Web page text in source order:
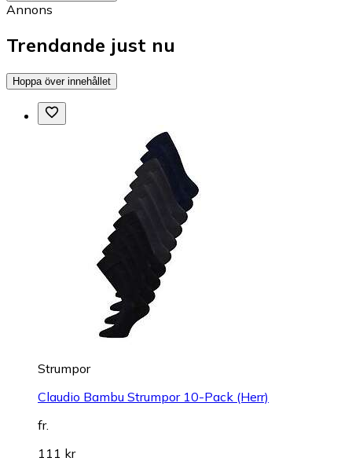
Annons
Trendande just nu
Hoppa över innehållet
Strumpor
Claudio Bambu Strumpor 10-Pack (Herr)
fr.
111 kr